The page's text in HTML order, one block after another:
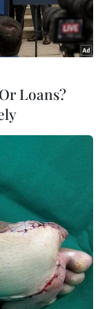
AFP/Getty
sinh học
Cuba ngày
giai
2 do La
COVID-19
tiêu chuẩn.
Loans?